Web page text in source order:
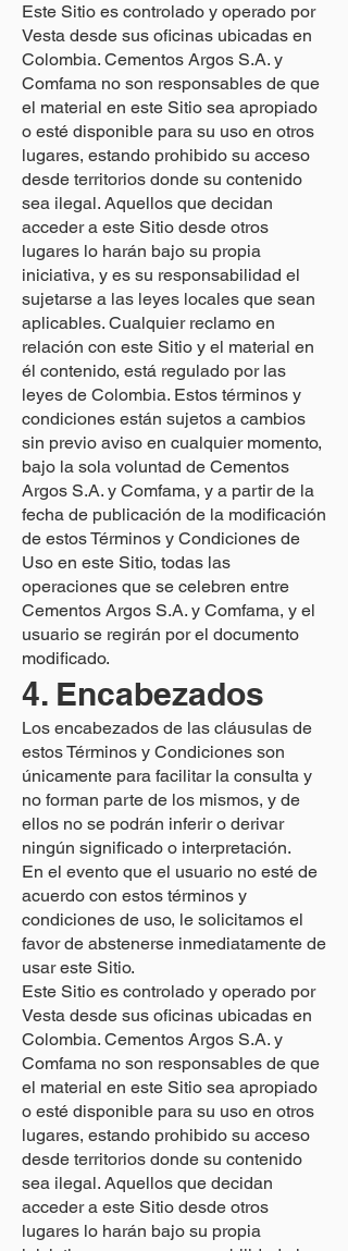
Este Sitio es controlado y operado por
Vesta desde sus oficinas ubicadas en
Colombia. Cementos Argos S.A. y
Comfama no son responsables de que
el material en este Sitio sea apropiado
o esté disponible para su uso en otros
lugares, estando prohibido su acceso
desde territorios donde su contenido
sea ilegal. Aquellos que decidan
acceder a este Sitio desde otros
lugares lo harán bajo su propia
iniciativa, y es su responsabilidad el
sujetarse a las leyes locales que sean
aplicables. Cualquier reclamo en
relación con este Sitio y el material en
él contenido, está regulado por las
leyes de Colombia. Estos términos y
condiciones están sujetos a cambios
sin previo aviso en cualquier momento,
bajo la sola voluntad de Cementos
Argos S.A. y Comfama, y a partir de la
fecha de publicación de la modificación
de estos Términos y Condiciones de
Uso en este Sitio, todas las
operaciones que se celebren entre
Cementos Argos S.A. y Comfama, y el
usuario se regirán por el documento
modificado.
4. Encabezados
Los encabezados de las cláusulas de
estos Términos y Condiciones son
únicamente para facilitar la consulta y
no forman parte de los mismos, y de
ellos no se podrán inferir o derivar
ningún significado o interpretación.
En el evento que el usuario no esté de
acuerdo con estos términos y
condiciones de uso, le solicitamos el
favor de abstenerse inmediatamente de
usar este Sitio.
Este Sitio es controlado y operado por
Vesta desde sus oficinas ubicadas en
Colombia. Cementos Argos S.A. y
Comfama no son responsables de que
el material en este Sitio sea apropiado
o esté disponible para su uso en otros
lugares, estando prohibido su acceso
desde territorios donde su contenido
sea ilegal. Aquellos que decidan
acceder a este Sitio desde otros
lugares lo harán bajo su propia